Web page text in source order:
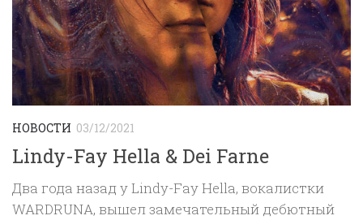
НОВОСТИ 03/12/2021
Lindy-Fay Hella & Dei Farne
Два года назад у Lindy-Fay Hella, вокалистки
WARDRUNA, вышел замечательный дебютный